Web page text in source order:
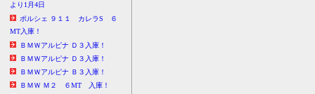
より1月4日
ポルシェ ９１１ カレラS ６
MT入庫！
ＢＭＷアルピナ Ｄ３入庫！
ＢＭＷアルピナ Ｄ３入庫！
ＢＭＷアルピナ Ｂ３入庫！
ＢＭＷ Ｍ２ ６MT 入庫！